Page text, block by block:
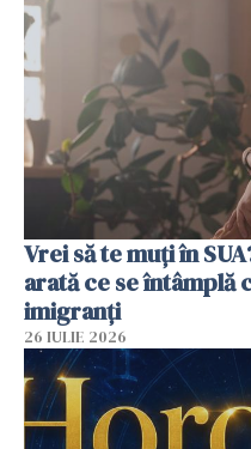
Vrei să te muți în
arată ce se întâmplă
imigranți
26 IULIE 2026